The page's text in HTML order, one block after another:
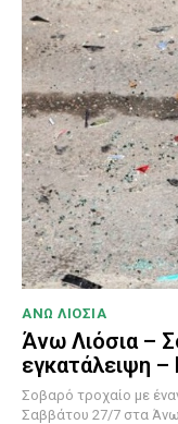
ΑΝΩ ΛΙΟΣΙΑ
Άνω Λιόσια –
εγκατάλειψη –
Σοβαρό τροχαίο με
Σαββάτου 27/7 στα Άνω